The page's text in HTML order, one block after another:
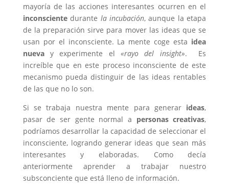
mayoría de las acciones interesantes ocurren en el
inconscientedurante la incubación, aunque la etapa
de la preparación sirve para mover las ideas que se
usan por el inconsciente. La mente coge esta idea
nuevay experimente el «rayo del insight». Es
increíble que en este proceso inconsciente de este
mecanismo pueda distinguir de las ideas rentables
de las que no lo son.
Si se trabaja nuestra mente para generar ideas,
pasar de ser gente normal a personas creativas,
podríamos desarrollar la capacidad de seleccionar el
inconsciente, logrando generar ideas que sean más
interesantes y elaboradas. Como decía
anteriormente aprender a trabajar nuestro
subsconciente que está lleno de información.